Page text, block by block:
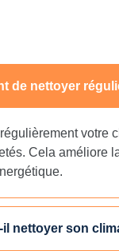
de nettoyer
Cela améliore
nettoyer son